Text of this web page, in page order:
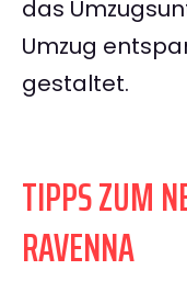
das
Umzug
gestaltet.
TIPPS ZUM
RAVENNA